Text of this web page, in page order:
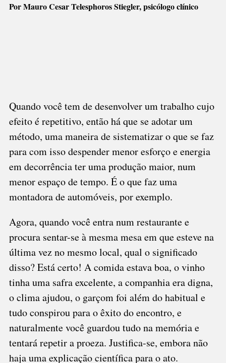
Por Mauro Cesar Telesphoros Stiegler, psicólogo clínico
Quando você tem de desenvolver um trabalho cujo
efeito é repetitivo, então há que se adotar um
método, uma maneira de sistematizar o que se faz
para com isso despender menor esforço e energia
em decorrência ter uma produção maior, num
menor espaço de tempo. É o que faz uma
montadora de automóveis, por exemplo.
Agora, quando você entra num restaurante e
procura sentar-se à mesma mesa em que esteve na
última vez no mesmo local, qual o significado
disso? Está certo! A comida estava boa, o vinho
tinha uma safra excelente, a companhia era digna,
o clima ajudou, o garçom foi além do habitual e
tudo conspirou para o êxito do encontro, e
naturalmente você guardou tudo na memória e
tentará repetir a proeza. Justifica-se, embora não
haja uma explicação científica para o ato.